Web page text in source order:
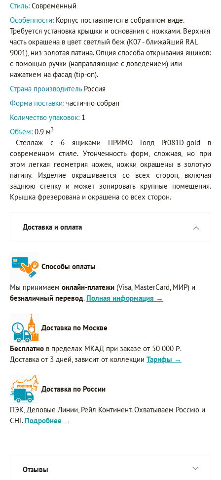
Стиль: Современный
Особенности: Корпус поставляется в собранном виде.
Требуется установка крышки и основания с ножками. Верхняя
часть окрашена в цвет светлый беж (K07 - ближайший RAL
9001), низ золотая патина. Опция способа открывания ящиков:
с помощью ручки (направляющие с доведением) или
нажатием на фасад (tip-on).
Страна производитель Россия
Форма поставки: частично собран
Количество упаковок: 1
Объем: 0.9 м3
Стеллаж с 6 ящиками ПРИМО Голд Pr081D-gold в
современном стиле. Утонченность форм, сложная, но при
этом легкая геометрия ножек, ножки окрашены в золотую
патину. Изделие окрашивается со всех сторон, включая
заднюю стенку и может зонировать крупные помещения.
Крышка фрезерована и окрашена со всех сторон.
Доставка и оплата
Способы оплаты
Мы принимаем онлайн-платежи (Visa, MasterCard, МИР) и
безналичный перевод. Полная информация →
Доставка по Москве
Бесплатно в пределах МКАД при заказе от 50 000 ₽.
Доставка от 3 дней, зависит от коллекции Тарифы →
Доставка по России
ПЭК, Деловые Линии, Рейл Континент. Охватываем Россию и
СНГ. Подробнее →
Отзывы